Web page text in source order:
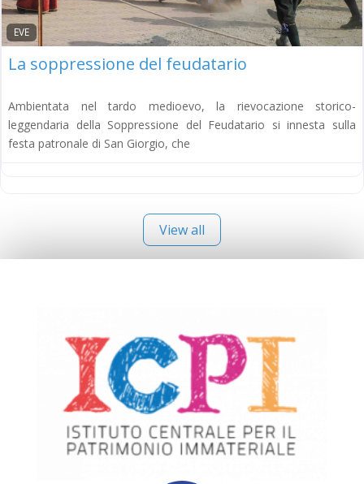
EVE
La soppressione del feudatario
Ambientata nel tardo medioevo, la rievocazione storico-
leggendaria della Soppressione del Feudatario si innesta sulla
festa patronale di San Giorgio, che
View all